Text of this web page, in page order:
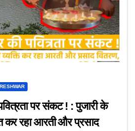
पर संकट ! : पुजारी के
कर रहा आरती और प्रसाद